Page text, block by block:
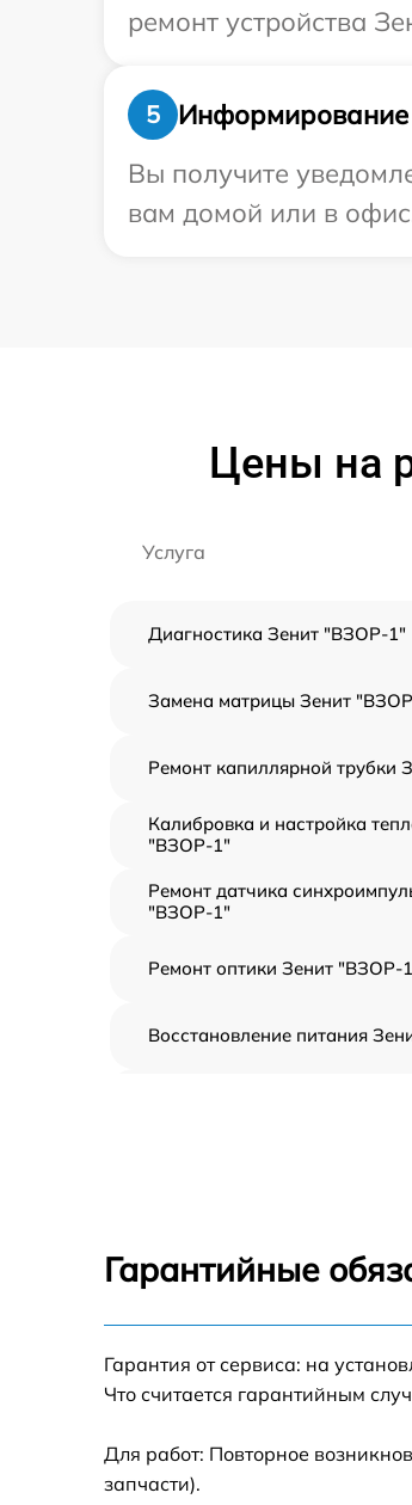
ремонт устройства
5
Информирование
Вы получите
вам домой или в
Цены на
Услуга
Диагностика Зенит "ВЗОР-1"
Замена матрицы Зенит
Ремонт капиллярной трубки
Калибровка и настройка
"ВЗОР-1"
Ремонт датчика
"ВЗОР-1"
Ремонт оптики Зенит "ВЗОР-
Восстановление питания
Гарантийные
Гарантия от сервиса: на
Что считается гарантийным
Для работ: Повторное
запчасти).